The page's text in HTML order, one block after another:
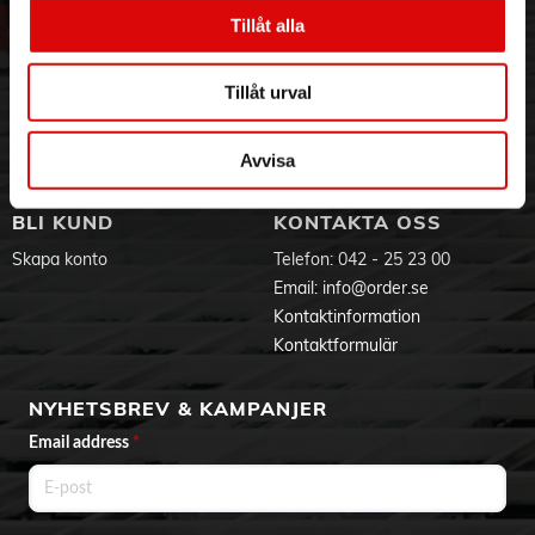
Tillåt alla
Tillåt urval
Avvisa
Visselblåsning
Aktuellt på Order
Service & Support
Godsefterlysning & Felleverans
Integritetspolicy
Om cookies
BLI KUND
Skapa konto
KONTAKTA OSS
Telefon: 042 - 25 23 00
Email: info@order.se
Kontaktinformation
Kontaktformulär
NYHETSBREV & KAMPANJER
Email address *